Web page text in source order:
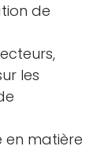
de
les
en matière